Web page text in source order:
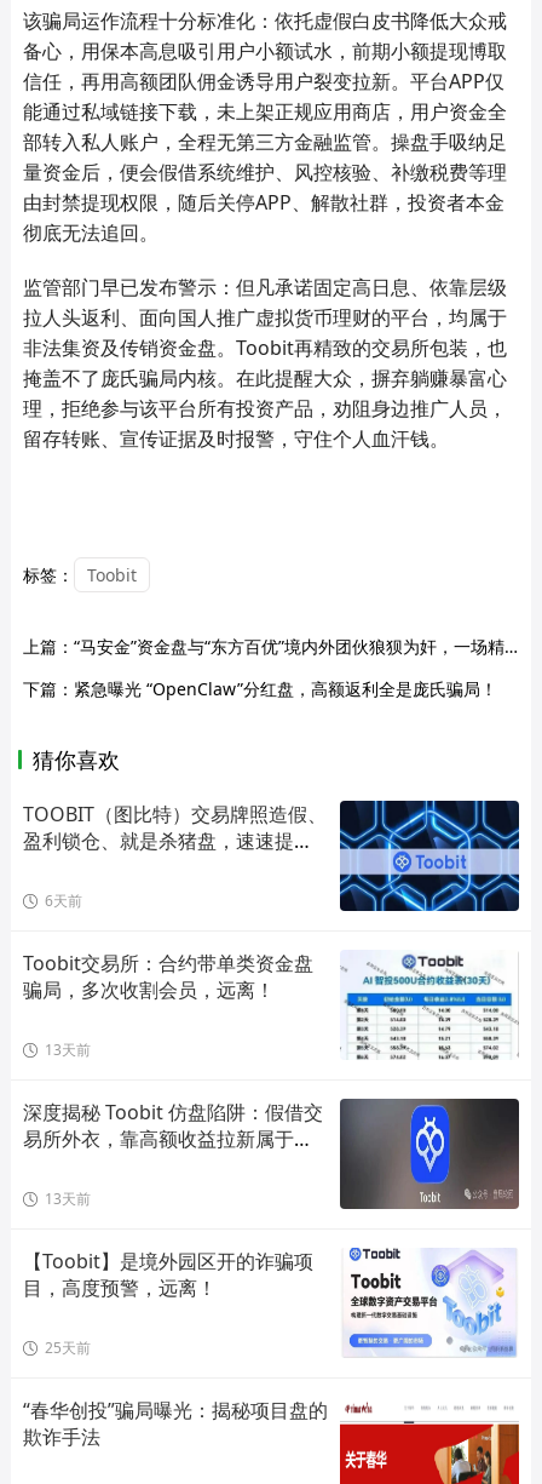
该骗局运作流程十分标准化：依托虚假白皮书降低大众戒
备心，用保本高息吸引用户小额试水，前期小额提现博取
信任，再用高额团队佣金诱导用户裂变拉新。平台APP仅
能通过私域链接下载，未上架正规应用商店，用户资金全
部转入私人账户，全程无第三方金融监管。操盘手吸纳足
量资金后，便会假借系统维护、风控核验、补缴税费等理
由封禁提现权限，随后关停APP、解散社群，投资者本金
彻底无法追回。
监管部门早已发布警示：但凡承诺固定高日息、依靠层级
拉人头返利、面向国人推广虚拟货币理财的平台，均属于
非法集资及传销资金盘。Toobit再精致的交易所包装，也
掩盖不了庞氏骗局内核。在此提醒大众，摒弃躺赚暴富心
理，拒绝参与该平台所有投资产品，劝阻身边推广人员，
留存转账、宣传证据及时报警，守住个人血汗钱。
标签： Toobit
上篇： “马安金”资金盘与“东方百优”境内外团伙狼狈为奸，一场精心策划的“围猎”骗局！
下篇： 紧急曝光 “OpenClaw”分红盘，高额返利全是庞氏骗局！
猜你喜欢
TOOBIT（图比特）交易牌照造假、
盈利锁仓、就是杀猪盘，速速提
6天前
Toobit交易所：合约带单类资金盘
骗局，多次收割会员，远离！
13天前
深度揭秘 Toobit 仿盘陷阱：假借交
易所外衣，靠高额收益拉新属于庞
13天前
【Toobit】是境外园区开的诈骗项
目，高度预警，远离！
25天前
“春华创投”骗局曝光：揭秘项目盘的
欺诈手法